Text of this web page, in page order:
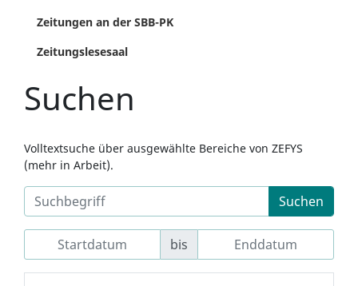
Zeitungen an der SBB-PK
Zeitungslesesaal
Suchen
Volltextsuche über ausgewählte Bereiche von ZEFYS
(mehr in Arbeit).
Suchen
bis